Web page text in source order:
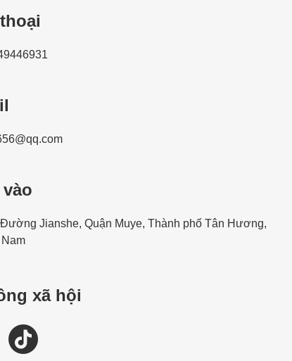
Jianshe, Quận Muye, Thành phố Tân Hương,
xã hội